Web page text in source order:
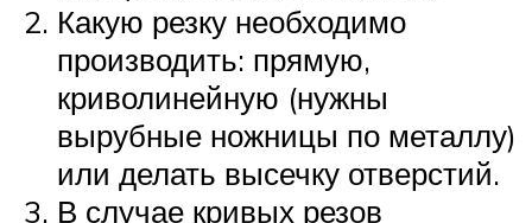
Какую резку необходимо
производить: прямую,
криволинейную (нужны
вырубные ножницы по металлу)
или делать высечку отверстий.
В случае кривых резов